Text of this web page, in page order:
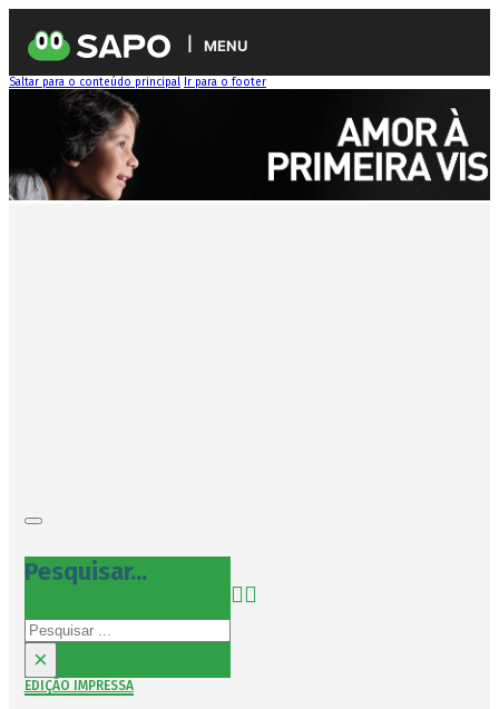
MENU
Saltar para o conteúdo principal Ir para o footer
Pesquisar...
Pesquisar
×
EDIÇÃO IMPRESSA